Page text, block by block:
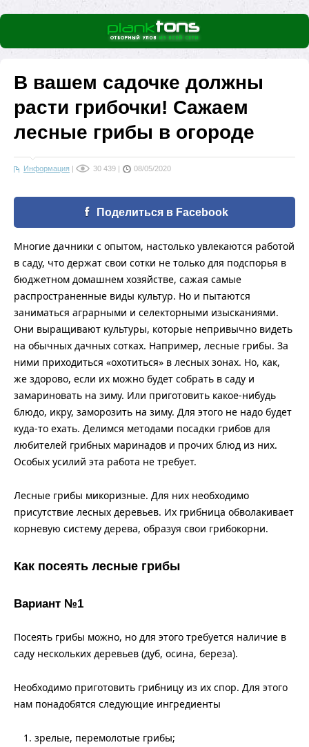
В вашем садочке должны
расти грибочки! Сажаем
лесные грибы в огороде
Информация | 30 439 | 08/05/2020
Поделиться в Facebook
Многие дачники с опытом, настолько увлекаются работой
в саду, что держат свои сотки не только для подспорья в
бюджетном домашнем хозяйстве, сажая самые
распространенные виды культур. Но и пытаются
заниматься аграрными и селекторными изысканиями.
Они выращивают культуры, которые непривычно видеть
на обычных дачных сотках. Например, лесные грибы. За
ними приходиться «охотиться» в лесных зонах. Но, как,
же здорово, если их можно будет собрать в саду и
замариновать на зиму. Или приготовить какое-нибудь
блюдо, икру, заморозить на зиму. Для этого не надо будет
куда-то ехать. Делимся методами посадки грибов для
любителей грибных маринадов и прочих блюд из них.
Особых усилий эта работа не требует.
Лесные грибы микоризные. Для них необходимо
присутствие лесных деревьев. Их грибница обволакивает
корневую систему дерева, образуя свои грибокорни.
Как посеять лесные грибы
Вариант №1
Посеять грибы можно, но для этого требуется наличие в
саду нескольких деревьев (дуб, осина, береза).
Необходимо приготовить грибницу из их спор. Для этого
нам понадобятся следующие ингредиенты
зрелые, перемолотые грибы;